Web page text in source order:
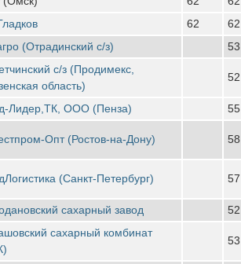
62
62
(Отрадинский с/з) 53
с/з (Продимекс,
область)
Лидер,ТК, ООО (Пенза)
Опт (Ростов-на-Дону)
(Санкт-Петербург) 57
сахарный завод
сахарный комбинат